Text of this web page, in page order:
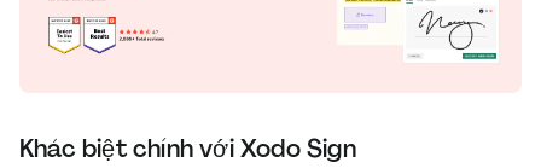
Khác biệt chính với Xodo Sign